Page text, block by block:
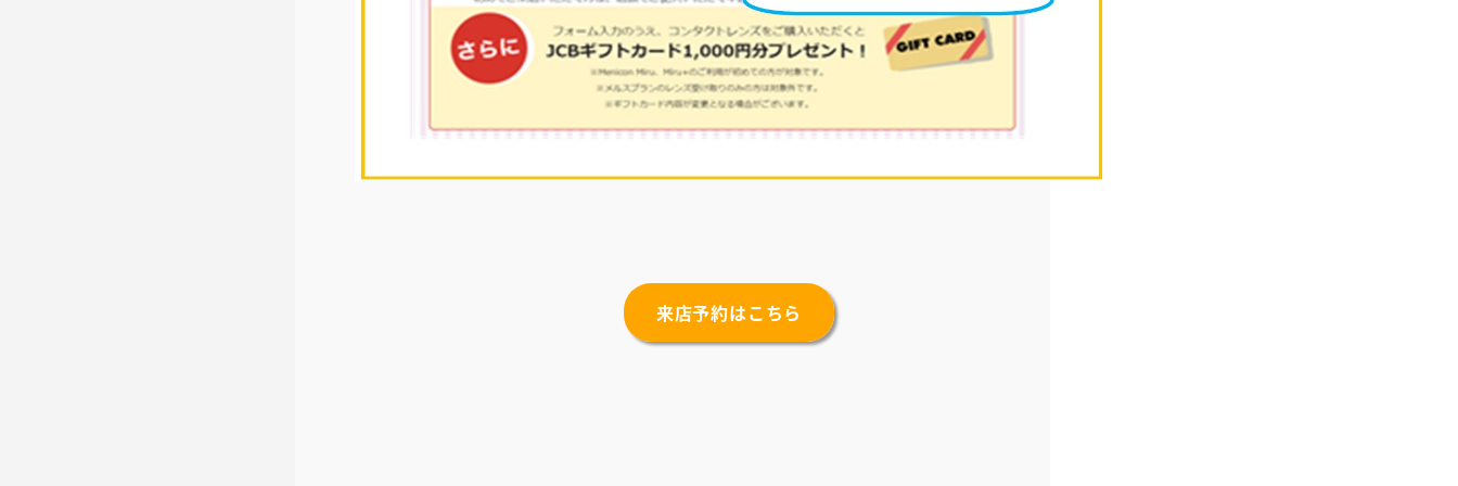
来店予約はこちら